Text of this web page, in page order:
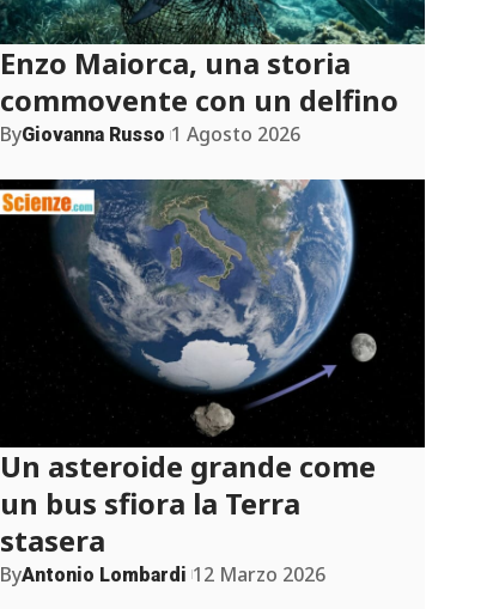
Enzo Maiorca, una storia
commovente con un delfino
ByGiovanna Russo 1 Agosto 2026
Un asteroide grande come
un bus sfiora la Terra
stasera
ByAntonio Lombardi 12 Marzo 2026